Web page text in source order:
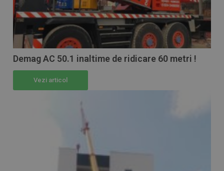
Demag AC 50.1 inaltime de ridicare 60 metri !
Vezi articol